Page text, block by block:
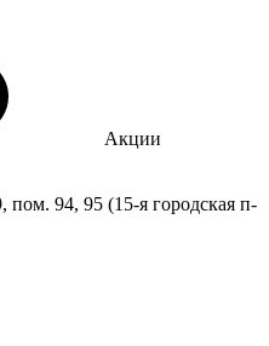
Акции
пом. 94, 95 (15-я городская п-